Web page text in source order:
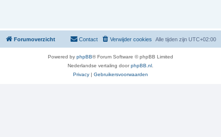
Forumoverzicht Alle tijden zijn UTC+02:00
Verwijder cookies
Contact
Powered by phpBB® Forum Software © phpBB Limited
Nederlandse vertaling doorphpBB.nl
Privacy | Gebruikersvoorwaarden